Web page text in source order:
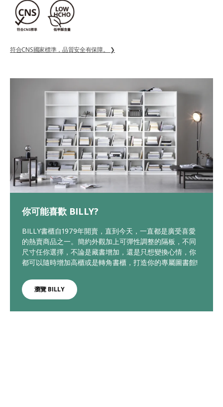
符合CNS國家標準，品質安全有保障。 ❯
你可能喜歡 BILLY?
BILLY書櫃自1979年開賣，直到今天，一直都是廣受喜愛
的熱賣商品之一。簡約外觀加上可彈性調整的隔板，不同
尺寸任你選擇，不論是藏書增加，還是只想變換心情，你
都可以隨時增加高櫃或是轉角書櫃，打造你的專屬圖書館!
瀏覽 BILLY